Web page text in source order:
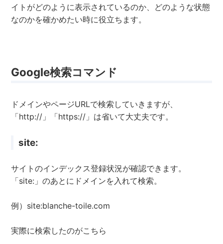
イトがどのように表示されているのか、どのような状態
なのかを確かめたい時に役立ちます。
Google検索コマンド
ドメインやページURLで検索していきますが、
「http://」「https://」は省いて大丈夫です。
site:
サイトのインデックス登録状況が確認できます。
「site:」のあとにドメインを入れて検索。
例）site:blanche-toile.com
実際に検索したのがこちら